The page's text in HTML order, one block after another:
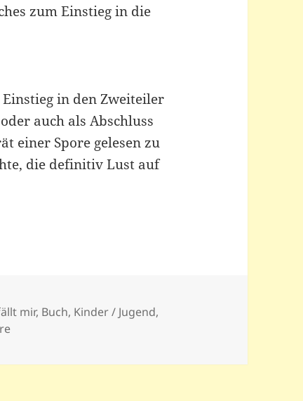
zum Einstieg in die
in den Zweiteiler
auch als Abschluss
einer Spore gelesen zu
die definitiv Lust auf
mir, Buch, Kinder / Jugend,